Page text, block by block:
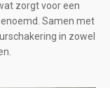
zorgt voor een
Samen met
in zowel